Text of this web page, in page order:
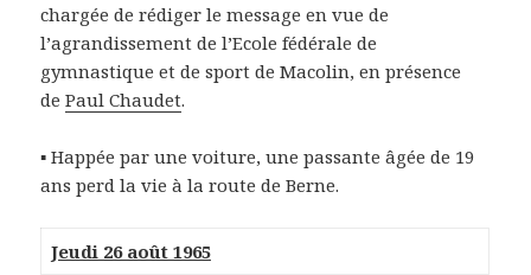
chargée de rédiger le message en vue de
l’agrandissement de l’Ecole fédérale de
gymnastique et de sport de Macolin, en présence
dePaul Chaudet.
▪ Happée par une voiture, une passante âgée de 19
ans perd la vie à la route de Berne.
Jeudi 26 août 1965